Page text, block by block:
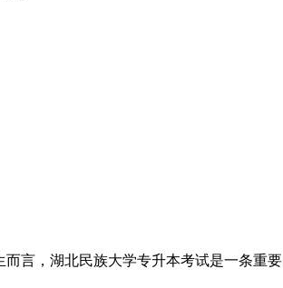
言，湖北民族大学专升本考试是一条重